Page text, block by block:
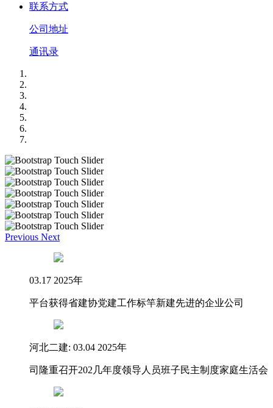
联系方式
公司地址
通讯录
Previous Next
03.17 2025年
平台获得省建协党建工作标竿新建先进的企业公司
河北二建: 03.04 2025年
司隆重召开202几年度领导人员班子民主制度家庭生活会